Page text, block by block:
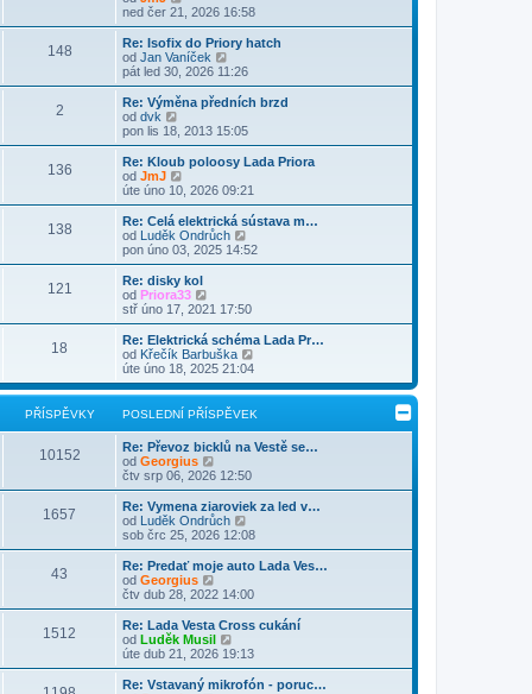
ě
v
e
ř
í
s
p
ě
v
e
d
n
í
ř
í
s
ě
v
e
k
o
s
l
e
d
n
í
ř
í
s
ě
v
e
k
b
r
a
z
p
o
s
e
n
í
p
ř
í
s
p
ě
v
e
k
ned čer 21, 2026 16:58
148
Re: Isofix do Priory hatch
od Jan Vaníček
o
b
r
z
p
o
s
e
d
n
í
í
s
p
ě
v
e
k
pát led 30, 2026 11:26
2
Re: Výměna předních brzd
od dvk
o
b
r
a
z
p
o
s
e
d
n
í
p
ř
í
s
p
ě
v
e
k
pon lis 18, 2013 15:05
136
Re: Kloub poloosy Lada Priora
od JmJ
o
b
r
a
z
t
p
o
s
e
d
n
í
ř
í
s
p
ě
v
e
k
úte úno 10, 2026 09:21
138
Re: Celá elektrická sústava m…
od Luděk Ondrůch
o
b
z
p
o
s
l
d
n
í
ř
í
s
ě
v
e
pon úno 03, 2025 14:52
121
Re: disky kol
od Priora33
o
b
r
a
z
t
p
o
s
l
e
d
n
í
p
ř
í
s
p
ě
v
e
k
stř úno 17, 2021 17:50
18
Re: Elektrická schéma Lada Pr…
od Křečík Barbuška
b
r
a
t
s
l
d
n
í
í
s
v
e
úte úno 18, 2025 21:04
PŘÍSPĚVKY POSLEDNÍ PŘÍSPĚVEK
10152
Re: Převoz bicklů na Vestě se…
od Georgius
o
b
r
a
z
t
p
o
s
e
d
n
í
p
čtv srp 06, 2026 12:50
1657
Re: Vymena ziaroviek za led v…
od Luděk Ondrůch
o
b
r
z
p
o
s
e
sob črc 25, 2026 12:08
43
Re: Predať moje auto Lada Ves…
od Georgius
o
b
r
a
z
čtv dub 28, 2022 14:00
1512
Re: Lada Vesta Cross cukání
od Luděk Musil
o
b
r
úte dub 21, 2026 19:13
Re: Vstavaný mikrofón - poruc…